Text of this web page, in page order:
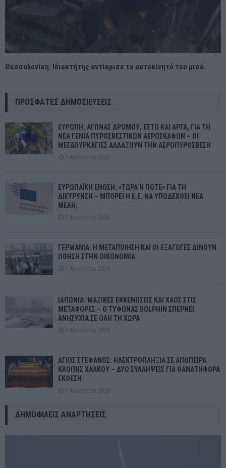
Θεσσαλονίκη: Ιδιοκτήτης αντίκρισε το αυτοκίνητό του μισό.
ΠΡΌΣΦΑΤΕΣ ΔΗΜΟΣΙΕΎΣΕΙΣ
ΕΥΡΩΠΗ: ΑΓΩΝΑΣ ΔΡΟΜΟΥ, ΕΣΤΩ ΚΑΙ ΑΡΓΑ, ΓΙΑ ΤΗ
ΝΕΑ ΓΕΝΙΑ ΠΥΡΟΣΒΕΣΤΙΚΩΝ ΑΕΡΟΣΚΑΦΩΝ – ΟΙ
ΜΕΓΑΠΥΡΚΑΓΙΕΣ ΑΛΛΑΖΟΥΝ ΤΗΝ ΑΕΡΟΠΥΡΟΣΒΕΣΗ
7 Αυγούστου 2026
ΕΥΡΩΠΑΪΚΗ ΕΝΩΣΗ: «ΤΩΡΑ Ή ΠΟΤΕ» ΓΙΑ ΤΗ
ΔΙΕΥΡΥΝΣΗ – ΜΠΟΡΕΙ Η Ε.Ε. ΝΑ ΥΠΟΔΕΧΘΕΙ ΝΕΑ
ΜΕΛΗ;
7 Αυγούστου 2026
ΓΕΡΜΑΝΙΑ: Η ΜΕΤΑΠΟΙΗΣΗ ΚΑΙ ΟΙ ΕΞΑΓΩΓΕΣ ΔΙΝΟΥΝ
ΩΘΗΣΗ ΣΤΗΝ ΟΙΚΟΝΟΜΙΑ
7 Αυγούστου 2026
ΙΑΠΩΝΙΑ: ΜΑΖΙΚΕΣ ΕΚΚΕΝΩΣΕΙΣ ΚΑΙ ΧΑΟΣ ΣΤΙΣ
ΜΕΤΑΦΟΡΕΣ – Ο ΤΥΦΩΝΑΣ DOLPHIN ΣΠΕΡΝΕΙ
ΑΝΗΣΥΧΙΑ ΣΕ ΟΛΗ ΤΗ ΧΩΡΑ
7 Αυγούστου 2026
ΑΓΙΟΣ ΣΤΕΦΑΝΟΣ: ΗΛΕΚΤΡΟΠΛΗΞΙΑ ΣΕ ΑΠΟΠΕΙΡΑ
ΚΛΟΠΗΣ ΧΑΛΚΟΥ – ΔΥΟ ΣΥΛΛΗΨΕΙΣ ΓΙΑ ΘΑΝΑΤΗΦΟΡΑ
ΕΚΘΕΣΗ
7 Αυγούστου 2026
ΔΗΜΟΦΙΛΕΊΣ ΑΝΑΡΤΉΣΕΙΣ